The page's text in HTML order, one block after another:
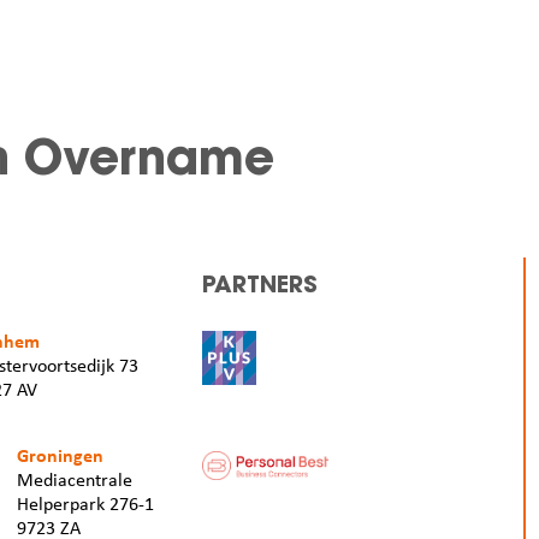
Overname
73
AV
Groningen
Mediacentrale
Helperpark 276-1
9723 ZA
PARTNERS